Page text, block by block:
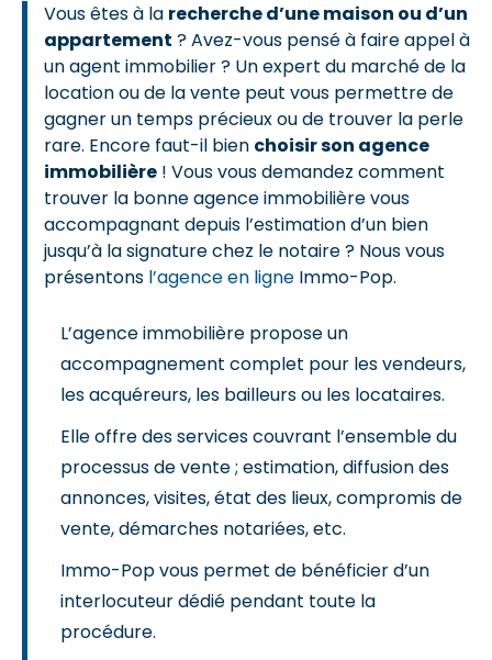
Vous êtes à la recherche d’une maison ou d’un
appartement ? Avez-vous pensé à faire appel à
un agent immobilier ? Un expert du marché de la
location ou de la vente peut vous permettre de
gagner un temps précieux ou de trouver la perle
rare. Encore faut-il bien choisir son agence
immobilière ! Vous vous demandez comment
trouver la bonne agence immobilière vous
accompagnant depuis l’estimation d’un bien
jusqu’à la signature chez le notaire ? Nous vous
présentons l’agence en ligne Immo-Pop.
L’agence immobilière propose un
accompagnement complet pour les vendeurs,
les acquéreurs, les bailleurs ou les locataires.
Elle offre des services couvrant l’ensemble du
processus de vente ; estimation, diffusion des
annonces, visites, état des lieux, compromis de
vente, démarches notariées, etc.
Immo-Pop vous permet de bénéficier d’un
interlocuteur dédié pendant toute la
procédure.